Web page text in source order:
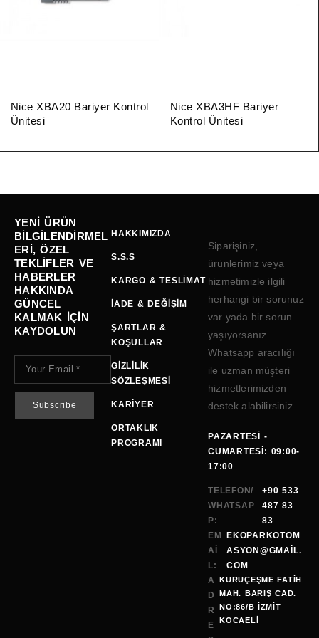
Nice XBA20 Bariyer Kontrol
Ünitesi
Nice XBA3HF Bariyer
Kontrol Ünitesi
YENI ÜRÜN
BILGILENDIRMEL
ERI, ÖZEL
TEKLIFLER VE
HABERLER
HAKKINDA
GÜNCEL
KALMAK IÇIN
KAYDOLUN
HAKKIMIZDA
S.S.S
KARGO & TESLIMAT
İADE & DEĞIŞIM
ŞARTLAR &
KOŞULLAR
GIZLILIK
SÖZLEŞMESI
KARIYER
ORTAKLIK
PROGRAMI
Siparişiniz,
ürünlerimiz veya
hizmetimizle ilgili
herhangi bir sorunuz
var yada bir sorun
yaşıyorsanız
Whatsapp aracılığı
ile uzman müşteri
hizmetlerimizden
destek alabilirsiniz.
PAZARTESI -
CUMARTESI: 09:00-
17:00
TELEFON/
WHATSAP
P:
+90 533
487 83
83
EM
AI
L:
EKOPARKOTOM
ASYON@GMAİL.
COM
A
D
R
E
KURUÇEŞME FATİH
MAH. BARIŞ CAD.
NO:86/B İZMİT
KOCAELI